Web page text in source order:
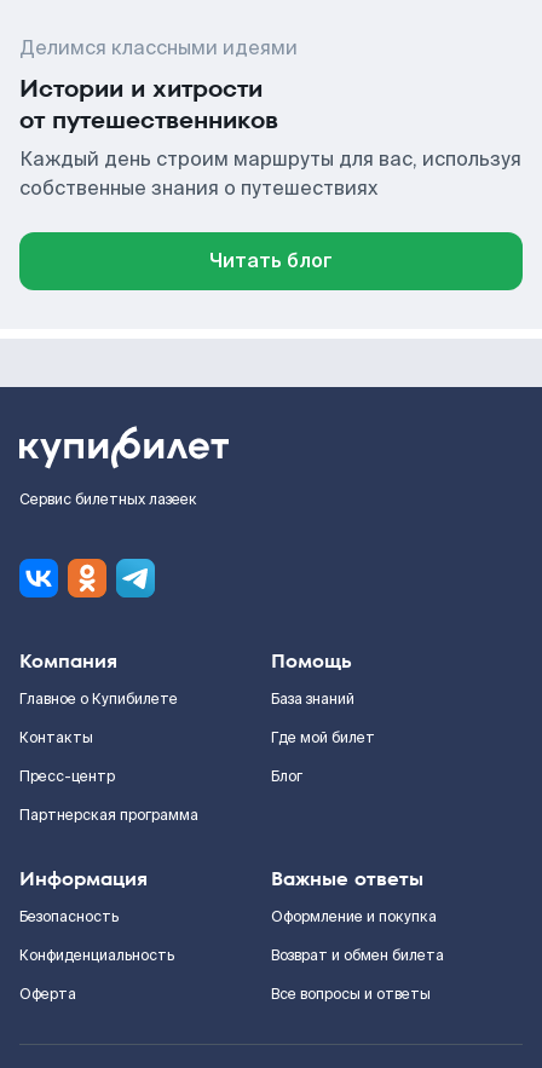
Делимся классными идеями
Истории и хитрости
от путешественников
Каждый день строим маршруты для вас, используя
собственные знания о путешествиях
Читать блог
Сервис билетных лазеек
Компания
Главное о Купибилете
Контакты
Пресс-центр
Партнерская программа
Помощь
База знаний
Где мой билет
Блог
Информация
Безопасность
Конфиденциальность
Оферта
Важные ответы
Оформление и покупка
Возврат и обмен билета
Все вопросы и ответы